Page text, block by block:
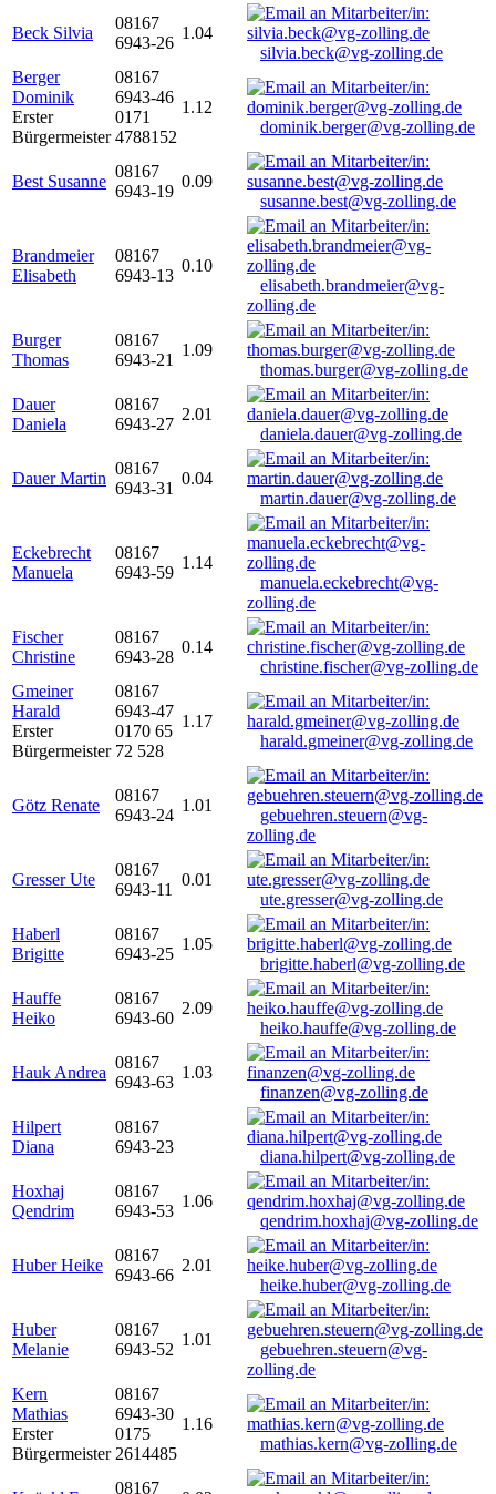
Beck Silvia
08167
6943-26
1.04
silvia.beck@vg-zolling.de
Berger
Dominik
Erster
Bürgermeister
08167
6943-46
0171
4788152
1.12
dominik.berger@vg-zolling.de
Best Susanne
08167
6943-19
0.09
susanne.best@vg-zolling.de
Brandmeier
Elisabeth
08167
6943-13
0.10
elisabeth.brandmeier@vg-
zolling.de
Burger
Thomas
08167
6943-21
1.09
thomas.burger@vg-zolling.de
Dauer
Daniela
08167
6943-27
2.01
daniela.dauer@vg-zolling.de
Dauer Martin
08167
6943-31
0.04
martin.dauer@vg-zolling.de
Eckebrecht
Manuela
08167
6943-59
1.14
manuela.eckebrecht@vg-
zolling.de
Fischer
Christine
08167
6943-28
0.14
christine.fischer@vg-zolling.de
Gmeiner
Harald
Erster
Bürgermeister
08167
6943-47
0170 65
72 528
1.17
harald.gmeiner@vg-zolling.de
Götz Renate
08167
6943-24
1.01
gebuehren.steuern@vg-
zolling.de
Gresser Ute
08167
6943-11
0.01
ute.gresser@vg-zolling.de
Haberl
Brigitte
08167
6943-25
1.05
brigitte.haberl@vg-zolling.de
Hauffe
Heiko
08167
6943-60
2.09
heiko.hauffe@vg-zolling.de
Hauk Andrea
08167
6943-63
1.03
finanzen@vg-zolling.de
Hilpert
Diana
08167
6943-23
diana.hilpert@vg-zolling.de
Hoxhaj
Qendrim
08167
6943-53
1.06
qendrim.hoxhaj@vg-zolling.de
Huber Heike
08167
6943-66
2.01
heike.huber@vg-zolling.de
Huber
Melanie
08167
6943-52
1.01
gebuehren.steuern@vg-
zolling.de
Kern
Mathias
Erster
Bürgermeister
08167
6943-30
0175
2614485
1.16
mathias.kern@vg-zolling.de
08167